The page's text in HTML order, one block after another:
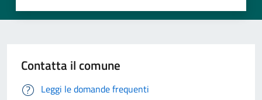
Contatta il comune
Leggi le domande frequenti